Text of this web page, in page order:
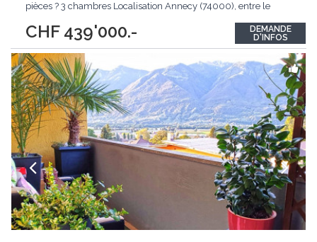
CHF 439'000.-
pièces ? 3 chambres Localisation Annecy (74000), entre le
recherché et très central. À deux pas des commerces, écoles,
transports,...
DEMANDE
D'INFOS